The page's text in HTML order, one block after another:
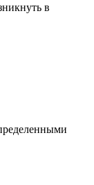
в